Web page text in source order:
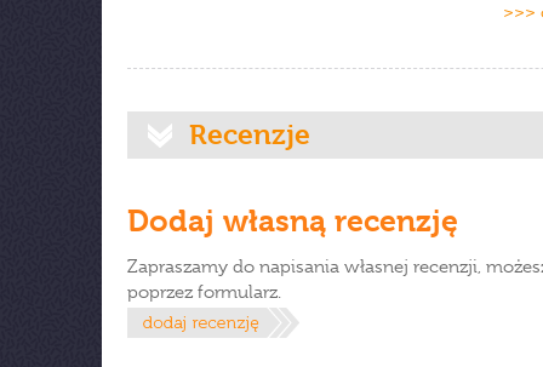
>>>
Recenzje
Dodaj własną recenzję
Zapraszamy do napisania własnej recenzji,
poprzez formularz.